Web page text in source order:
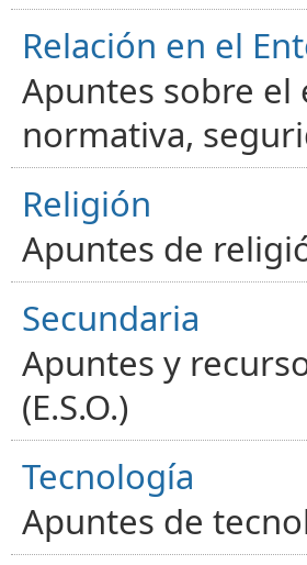
Relación en el
Apuntes sobre
normativa,
Religión
Apuntes de
Secundaria
Apuntes y
(E.S.O.)
Tecnología
Apuntes de